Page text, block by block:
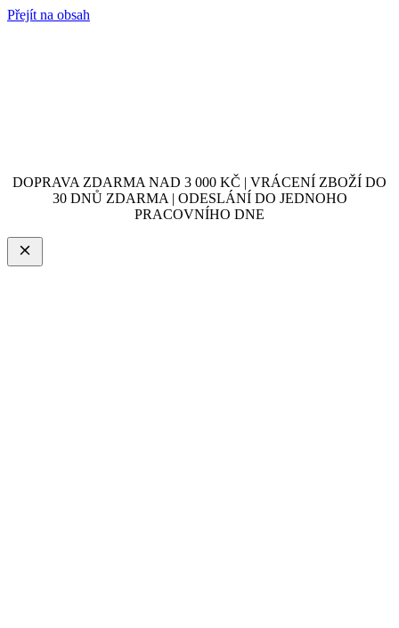
Přejít na obsah
DOPRAVA ZDARMA NAD 3 000 KČ | VRÁCENÍ ZBOŽÍ DO
30 DNŮ ZDARMA | ODESLÁNÍ DO JEDNOHO
PRACOVNÍHO DNE